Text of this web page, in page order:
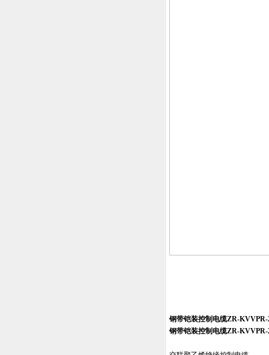
钢带铠装控制电缆ZR-KVVPR-
钢带铠装控制电缆ZR-KVVPR-